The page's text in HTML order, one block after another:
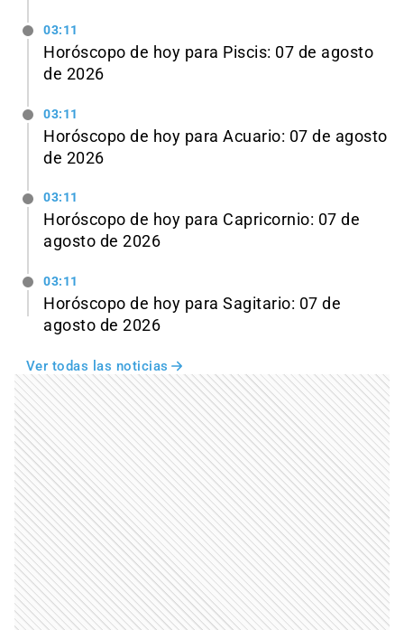
03:11
Horóscopo de hoy para Piscis: 07 de agosto
de 2026
03:11
Horóscopo de hoy para Acuario: 07 de agosto
de 2026
03:11
Horóscopo de hoy para Capricornio: 07 de
agosto de 2026
03:11
Horóscopo de hoy para Sagitario: 07 de
agosto de 2026
Ver todas las noticias